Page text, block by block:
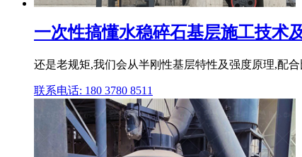
一次性搞懂水稳碎石基层施工技术
还是老规矩,我们会从半刚性基层特性及强度原理,配
联系电话: 180 3780 8511